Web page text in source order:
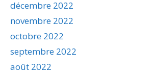
décembre 2022
novembre 2022
octobre 2022
septembre 2022
août 2022